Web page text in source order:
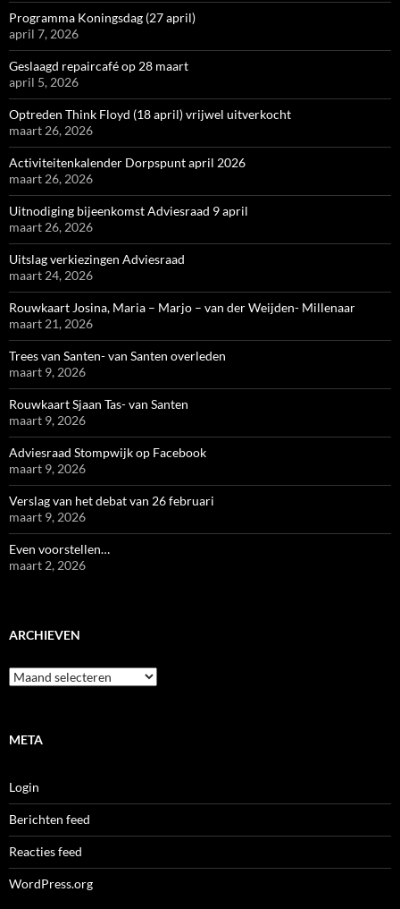
Programma Koningsdag (27 april)
april 7, 2026
Geslaagd repaircafé op 28 maart
april 5, 2026
Optreden Think Floyd (18 april) vrijwel uitverkocht
maart 26, 2026
Activiteitenkalender Dorpspunt april 2026
maart 26, 2026
Uitnodiging bijeenkomst Adviesraad 9 april
maart 26, 2026
Uitslag verkiezingen Adviesraad
maart 24, 2026
Rouwkaart Josina, Maria – Marjo – van der Weijden- Millenaar
maart 21, 2026
Trees van Santen- van Santen overleden
maart 9, 2026
Rouwkaart Sjaan Tas- van Santen
maart 9, 2026
Adviesraad Stompwijk op Facebook
maart 9, 2026
Verslag van het debat van 26 februari
maart 9, 2026
Even voorstellen…
maart 2, 2026
ARCHIEVEN
Archieven
META
Login
Berichten feed
Reacties feed
WordPress.org